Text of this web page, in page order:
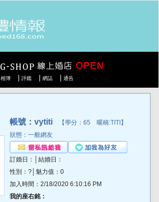
相簿 評鑑 網誌 通告
帳號：vytiti 【學分：65 暱稱:TITI】
狀態：一般網友
訂婚日：│結婚日：
性別：?│魅力值：0
加入時間：2/18/2020 6:10:16 PM
我的座右銘：